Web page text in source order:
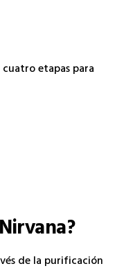
etapas para
de la purificación